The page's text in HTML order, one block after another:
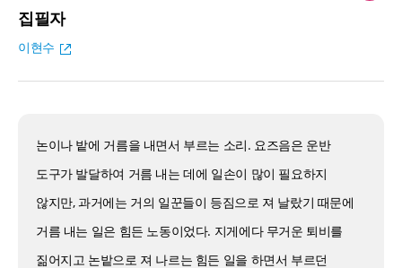
집필자
이현수
논이나 밭에 거름을 내면서 부르는 소리. 요즈음은 운반
도구가 발달하여 거름 내는 데에 일손이 많이 필요하지
않지만, 과거에는 거의 일꾼들이 등짐으로 져 날랐기 때문에
거름 내는 일은 힘든 노동이었다. 지게에다 무거운 퇴비를
짊어지고 논밭으로 져 나르는 힘든 일을 하면서 부르던